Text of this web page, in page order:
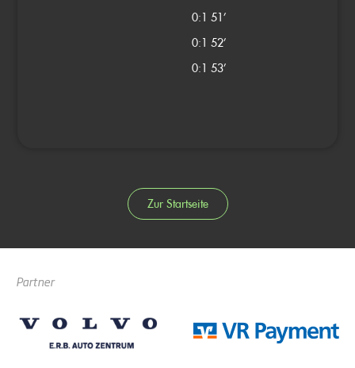
0:1 51’
0:1 52’
0:1 53’
Zur Startseite
Partner